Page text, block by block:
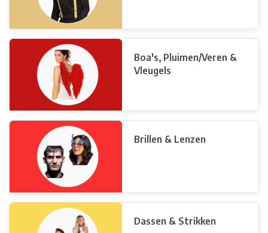
Boa's, Pluimen/Veren &
Vleugels
Brillen & Lenzen
Dassen & Strikken